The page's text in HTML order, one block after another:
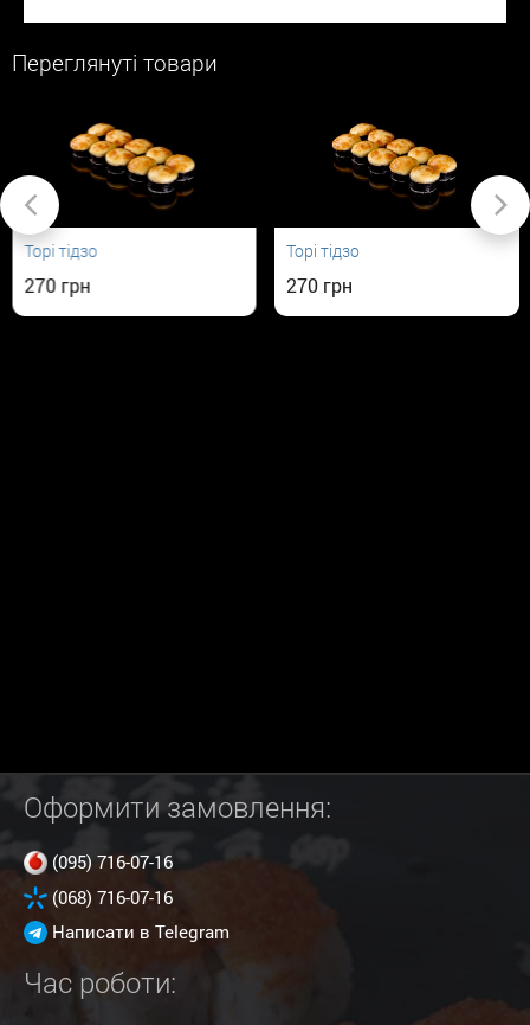
Переглянуті товари
Торі тідзо
270
Торі тідзо
270
Оформити замовлення:
(095) 716-07-16
(068) 716-07-16
Написати в Telegram
Час роботи: